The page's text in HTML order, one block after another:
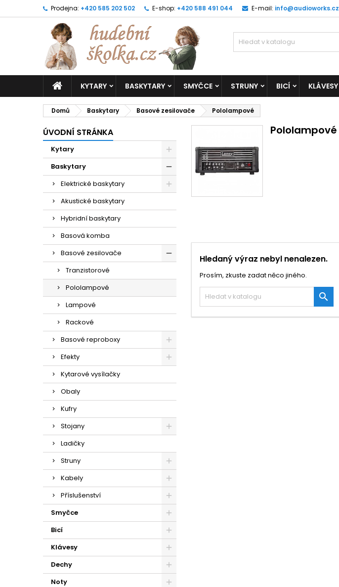
Prodejna: +420 585 202 502 E-shop: +420 588 491 044 E-mail: info@audioworks.cz
KYTARY BASKYTARY SMYČCE STRUNY BICÍ KLÁVESY
Domů Baskytary Basové zesilovače Pololampové
ÚVODNÍ STRÁNKA
Kytary
Baskytary
Elektrické baskytary
Akustické baskytary
Hybridní baskytary
Basová komba
Basové zesilovače
Tranzistorové
Pololampové
Lampové
Rackové
Basové reproboxy
Efekty
Kytarové vysílačky
Obaly
Kufry
Stojany
Ladičky
Struny
Kabely
Příslušenství
Smyčce
Bicí
Klávesy
Dechy
Noty
Pololampové
Hledaný výraz nebyl nenalezen.
Prosím, zkuste zadat něco jiného.
